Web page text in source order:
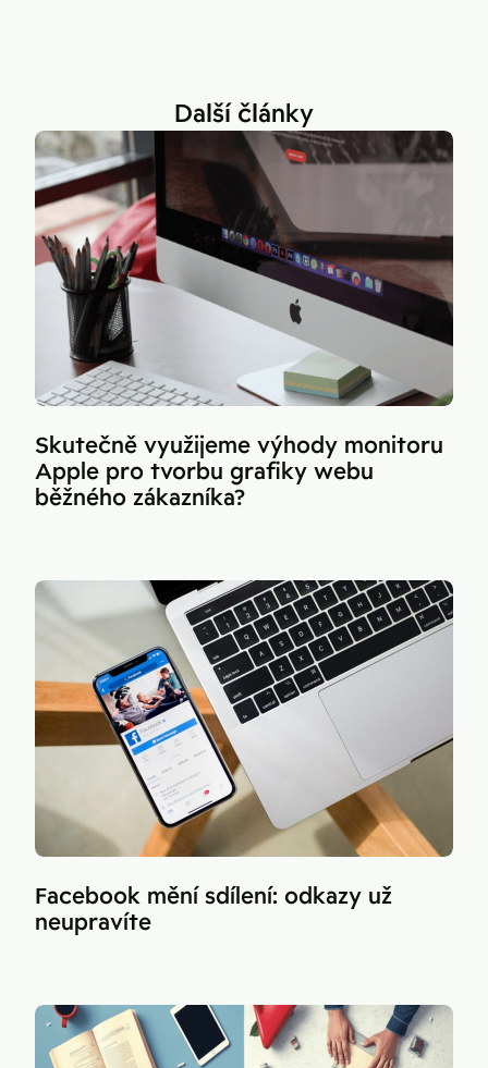
Další články
Skutečně využijeme výhody monitoru
Apple pro tvorbu grafiky webu
běžného zákazníka?
Facebook mění sdílení: odkazy už
neupravíte